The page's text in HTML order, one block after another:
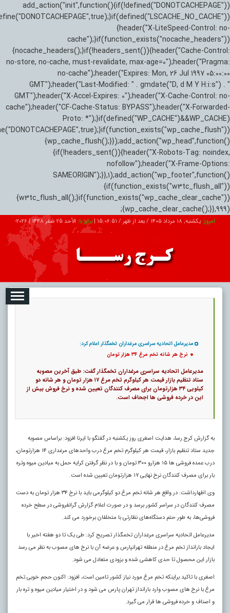
add_action("init",function(){if(!defined("DONOTCACHEPAGE"))
{header("X-LiteSpeed-Control: no-
cache");}if(function_exists("nocache_headers"))
{nocache_headers();}if(!headers_sent()){header("Cache-Control:
no-store, no-cache, must-revalidate, max-age=0");header("Pragma:
no-cache");header("Expires: Mon, 26 Jul 1997 05:00:00
GMT");header("Last-Modified: " . gmdate("D, d M Y H:i:s") . "
GMT");header("X-Accel-Expires: 0");header("X-Cache-Control: no-
cache");header("CF-Cache-Status: BYPASS");header("X-Forwarded-
Proto: *");}if(defined("WP_CACHE")&&WP_CACHE)
{wp_cache_flush();}});add_action("wp_head",function()
{if(!headers_sent()){header("X-Robots-Tag: noindex,
nofollow");header("X-Frame-Options:
SAMEORIGIN");}},1);add_action("wp_footer",function()
{if(function_exists("w3tc_flush_all"))
{w3tc_flush_all();}if(function_exists("wp_cache_clear_cache"))
{wp_cache_clear_cache();}},999);
امروز: یکشنبه, ۱۸ مرداد ۱۴۰۵ / بعد از ظهر / 15:06:52
|برابر با: الأحد 25 صفر 1448 |
2026-
تبلیغات درباره ما ارتباط با ما
مدیرعامل اتحادیه سراسری مرغداران تخمگذار اعلام کرد:
نرخ هر شانه تخم مرغ ۳۴ هزار تومان
مدیرعامل اتحادیه سراسری مرغداران تخمگذار گفت: طبق آخرین مصوبه
ستاد تنظیم بازار قیمت هر کیلوگرم تخم مرغ ۱۷ هزار تومان و هر شانه دو
کیلویی ۳۴ هزارتومان برای مصرف کنندگان تعیین شده و نرخ فروش بیش از
این در خرده‌ فروشی‌ ها اجحاف است.
به گزارش کرج رسا، هدایت اصغری روز یکشنبه در گفتگو با ایرنا افزود: براساس مصوبه
جدید ستاد تنظیم بازار، قیمت هر کیلوگرم تخم مرغ درب واحدهای مرغداری ۱۴ هزارتومان،
درب عمده فروشی ها ۱۵ هزارو ۳۰۰ تومان و با در نظر گرفتن کرایه حمل به میادین میوه وتره
بار برای مصرف کنندگان نرخ نهایی ۱۷ هزارتومان تعیین شده است.
وی اظهارداشت: در واقع هر شانه تخم مرغ دو کیلوگرمی باید با نرخ ۳۴ هزار تومان به دست
مصرف کنندگان در سراسر کشور برسد و در صورت اعلام گزارش گرانفروشی در سطح خرده
فروشی‌ها، به طور حتم دستگاه‌های نظارتی با متخلفان برخورد می کند.
مدیرعامل اتحادیه سراسری مرغداران تخمگذار تصریح کرد: طی یک تا دو هفته اخیر با
ایجاد بارانداز تخم مرغ در منطقه تهرانپارس و عرضه آن با نرخ های مصوب به نظر می رسد
بازار این محصول تا حدی کاهشی شده و بزودی متعادل می شود.
اصغری با تاکید براینکه تخم مرغ مورد نیاز کشور تامین است، افزود: اکنون حجم خوبی تخم
مرغ با نرخ های مصوب وارد بارانداز تهران پارس می شود و در اختیار میادین میوه و تره بار
و اصناف و خرده فروشی ها قرار می گیرد.